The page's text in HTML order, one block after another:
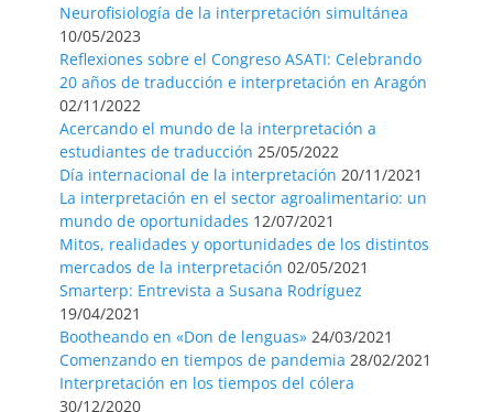
Neurofisiología de la interpretación simultánea
10/05/2023
Reflexiones sobre el Congreso ASATI: Celebrando
20 años de traducción e interpretación en Aragón
02/11/2022
Acercando el mundo de la interpretación a
estudiantes de traducción 25/05/2022
Día internacional de la interpretación 20/11/2021
La interpretación en el sector agroalimentario: un
mundo de oportunidades 12/07/2021
Mitos, realidades y oportunidades de los distintos
mercados de la interpretación 02/05/2021
Smarterp: Entrevista a Susana Rodríguez
19/04/2021
Bootheando en «Don de lenguas» 24/03/2021
Comenzando en tiempos de pandemia 28/02/2021
Interpretación en los tiempos del cólera
30/12/2020